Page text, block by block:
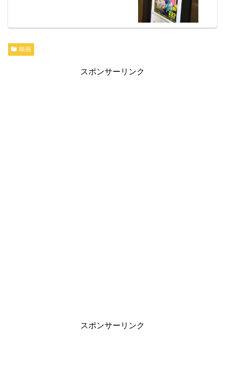
映画
スポンサーリンク
スポンサーリンク